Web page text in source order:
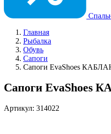
Главная
Рыбалка
Обувь
Сапоги
Сапоги EvaShoes
Сапоги
Артикул: 314022